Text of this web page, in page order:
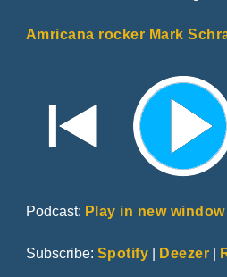
Amricana rocker Mark
Podcast: Play in new window|
Subscribe: Spotify | Deezer |